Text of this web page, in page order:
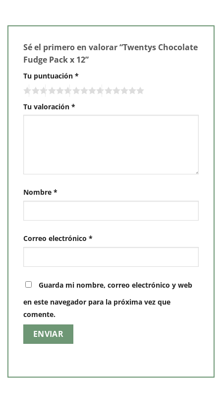
Sé el primero en valorar “Twentys Chocolate
Fudge Pack x 12”
Tu puntuación *
Tu valoración *
Nombre *
Correo electrónico *
Guarda mi nombre, correo electrónico y web
en este navegador para la próxima vez que
comente.